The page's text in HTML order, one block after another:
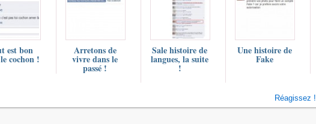
est bon
cochon !
Arretons de
vivre dans le
passé !
Sale histoire de
langues, la suite
!
Une histoire de
Fake
Réagissez !